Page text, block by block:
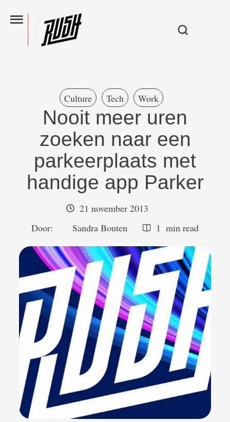
Culture Tech Work
Nooit meer uren
zoeken naar een
parkeerplaats met
handige app Parker
21 november 2013
Door:
Sandra Bouten 1 min read